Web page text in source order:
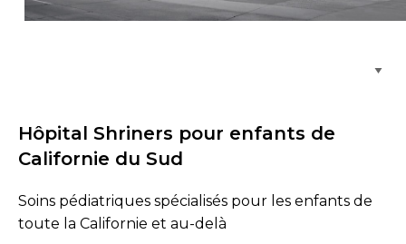
Hôpital Shriners pour enfants de
Californie du Sud
Soins pédiatriques spécialisés pour les enfants de
toute la Californie et au-delà